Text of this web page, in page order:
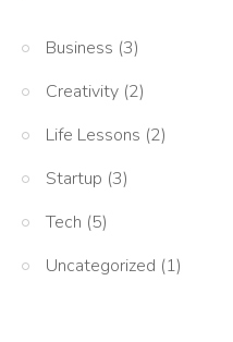
Business (3)
Creativity (2)
Life Lessons (2)
Startup (3)
Tech (5)
Uncategorized (1)